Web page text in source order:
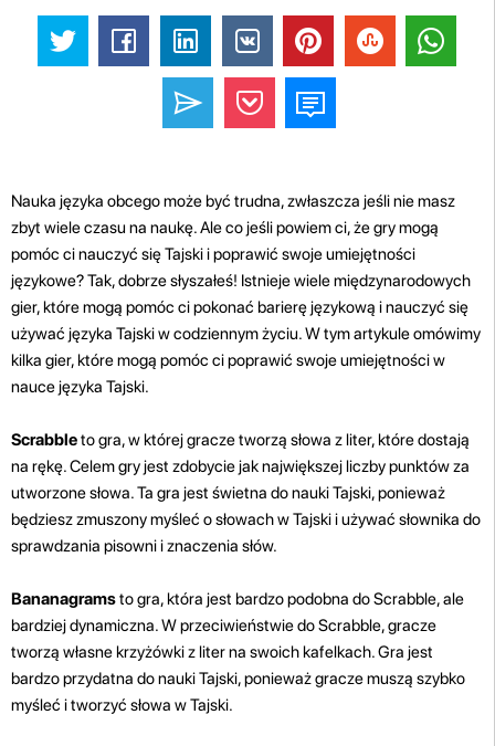
Nauka języka obcego może być trudna, zwłaszcza jeśli nie masz
zbyt wiele czasu na naukę. Ale co jeśli powiem ci, że gry mogą
pomóc ci nauczyć się Tajski i poprawić swoje umiejętności
językowe? Tak, dobrze słyszałeś! Istnieje wiele międzynarodowych
gier, które mogą pomóc ci pokonać barierę językową i nauczyć się
używać języka Tajski w codziennym życiu. W tym artykule omówimy
kilka gier, które mogą pomóc ci poprawić swoje umiejętności w
nauce języka Tajski.
Scrabbleto gra, w której gracze tworzą słowa z liter, które dostają
na rękę. Celem gry jest zdobycie jak największej liczby punktów za
utworzone słowa. Ta gra jest świetna do nauki Tajski, ponieważ
będziesz zmuszony myśleć o słowach w Tajski i używać słownika do
sprawdzania pisowni i znaczenia słów.
Bananagramsto gra, która jest bardzo podobna do Scrabble, ale
bardziej dynamiczna. W przeciwieństwie do Scrabble, gracze
tworzą własne krzyżówki z liter na swoich kafelkach. Gra jest
bardzo przydatna do nauki Tajski, ponieważ gracze muszą szybko
myśleć i tworzyć słowa w Tajski.